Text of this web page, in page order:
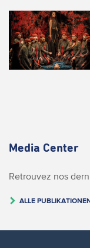
Media Center
Retrouvez nos
ALLE